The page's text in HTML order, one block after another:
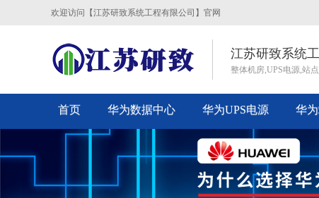
欢迎访问【江苏研致系统工程有限公司】官网
江苏研致系统
整体机房,UPS电源,站
首页 华为数据中心 华为UPS电源 华